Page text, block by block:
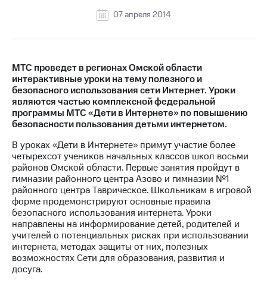
Руководство
Контакты
Медиа-центр
Пресс-
релизы
МТС
о технологиях
Достижения
Интервью
Финансовая
отчетность
Контакты
о технологиях 07 апреля 2014
МТС проведет в регионах Омской области
интерактивные уроки на тему полезного и
безопасного использования сети Интернет. Уроки
являются частью комплексной федеральной
программы МТС «Дети в Интернете» по повышению
безопасности пользования детьми интернетом.
В уроках «Дети в Интернете» примут участие более
четырехсот учеников начальных классов школ восьми
районов Омской области. Первые занятия пройдут в
гимназии районного центра Азово и гимназии №1
районного центра Таврическое. Школьникам в игровой
форме продемонстрируют основные правила
безопасного использования интернета. Уроки
направлены на информирование детей, родителей и
учителей о потенциальных рисках при использовании
интернета, методах защиты от них, полезных
возможностях Сети для образования, развития и
досуга.